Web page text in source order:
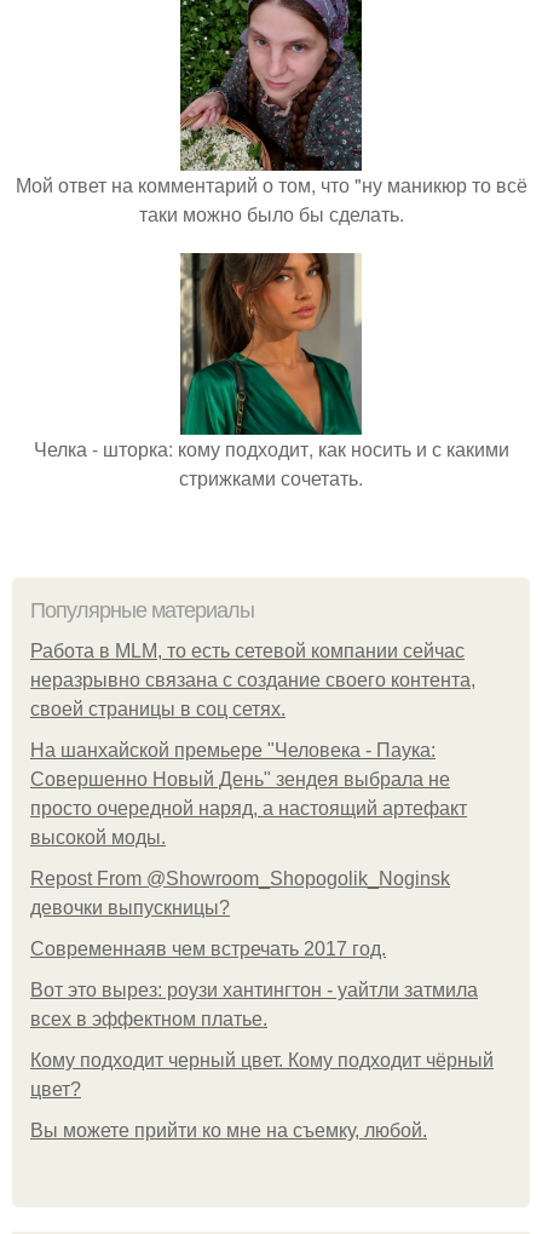
Мой ответ на комментарий о том, что "ну маникюр то всё
таки можно было бы сделать.
Челка - шторка: кому подходит, как носить и с какими
стрижками сочетать.
Популярные материалы
Работа в MLM, то есть сетевой компании сейчас
неразрывно связана с создание своего контента,
своей страницы в соц сетях.
На шанхайской премьере "Человека - Паука:
Совершенно Новый День" зендея выбрала не
просто очередной наряд, а настоящий артефакт
высокой моды.
Repost From @Showroom_Shopogolik_Noginsk
девочки выпускницы?
Современнаяв чем встречать 2017 год.
Вот это вырез: роузи хантингтон - уайтли затмила
всех в эффектном платьe.
Кому подходит черный цвет. Кому подходит чёрный
цвет?
Вы можете прийти ко мне на съемку, любой.